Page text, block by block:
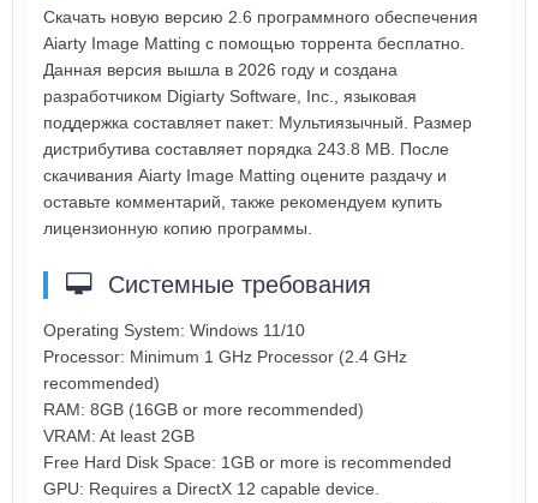
Скачать новую версию 2.6 программного обеспечения
Aiarty Image Matting с помощью торрента бесплатно.
Данная версия вышла в 2026 году и создана
разработчиком Digiarty Software, Inc., языковая
поддержка составляет пакет: Мультиязычный. Размер
дистрибутива составляет порядка 243.8 MB. После
скачивания Aiarty Image Matting оцените раздачу и
оставьте комментарий, также рекомендуем купить
лицензионную копию программы.
Системные требования
Operating System: Windows 11/10
Processor: Minimum 1 GHz Processor (2.4 GHz
recommended)
RAM: 8GB (16GB or more recommended)
VRAM: At least 2GB
Free Hard Disk Space: 1GB or more is recommended
GPU: Requires a DirectX 12 capable device.